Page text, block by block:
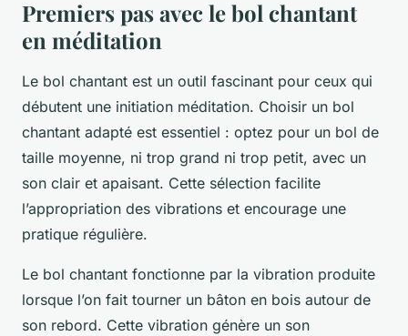
Premiers pas avec le bol chantant
en méditation
Le bol chantant est un outil fascinant pour ceux qui
débutent une initiation méditation. Choisir un bol
chantant adapté est essentiel : optez pour un bol de
taille moyenne, ni trop grand ni trop petit, avec un
son clair et apaisant. Cette sélection facilite
l’appropriation des vibrations et encourage une
pratique régulière.
Le bol chantant fonctionne par la vibration produite
lorsque l’on fait tourner un bâton en bois autour de
son rebord. Cette vibration génère un son